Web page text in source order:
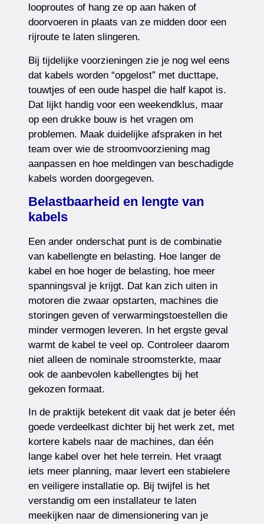
looproutes of hang ze op aan haken of
doorvoeren in plaats van ze midden door een
rijroute te laten slingeren.
Bij tijdelijke voorzieningen zie je nog wel eens
dat kabels worden “opgelost” met ducttape,
touwtjes of een oude haspel die half kapot is.
Dat lijkt handig voor een weekendklus, maar
op een drukke bouw is het vragen om
problemen. Maak duidelijke afspraken in het
team over wie de stroomvoorziening mag
aanpassen en hoe meldingen van beschadigde
kabels worden doorgegeven.
Belastbaarheid en lengte van
kabels
Een ander onderschat punt is de combinatie
van kabellengte en belasting. Hoe langer de
kabel en hoe hoger de belasting, hoe meer
spanningsval je krijgt. Dat kan zich uiten in
motoren die zwaar opstarten, machines die
storingen geven of verwarmingstoestellen die
minder vermogen leveren. In het ergste geval
warmt de kabel te veel op. Controleer daarom
niet alleen de nominale stroomsterkte, maar
ook de aanbevolen kabellengtes bij het
gekozen formaat.
In de praktijk betekent dit vaak dat je beter één
goede verdeelkast dichter bij het werk zet, met
kortere kabels naar de machines, dan één
lange kabel over het hele terrein. Het vraagt
iets meer planning, maar levert een stabielere
en veiligere installatie op. Bij twijfel is het
verstandig om een installateur te laten
meekijken naar de dimensionering van je